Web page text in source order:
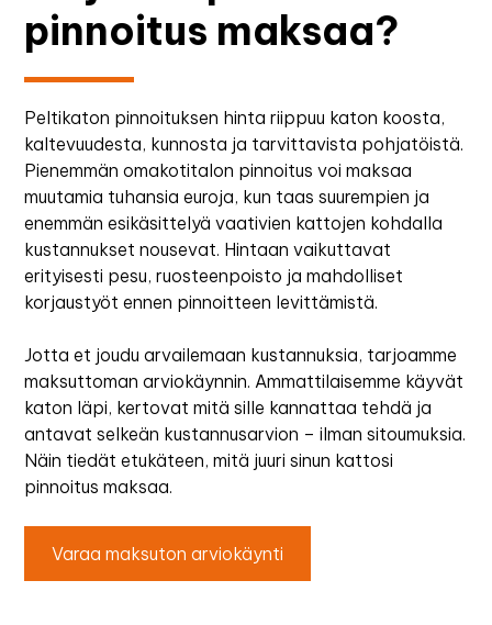
pinnoitus maksaa?
Peltikaton pinnoituksen hinta riippuu katon koosta,
kaltevuudesta, kunnosta ja tarvittavista pohjatöistä.
Pienemmän omakotitalon pinnoitus voi maksaa
muutamia tuhansia euroja, kun taas suurempien ja
enemmän esikäsittelyä vaativien kattojen kohdalla
kustannukset nousevat. Hintaan vaikuttavat
erityisesti pesu, ruosteenpoisto ja mahdolliset
korjaustyöt ennen pinnoitteen levittämistä.
Jotta et joudu arvailemaan kustannuksia, tarjoamme
maksuttoman arviokäynnin. Ammattilaisemme käyvät
katon läpi, kertovat mitä sille kannattaa tehdä ja
antavat selkeän kustannusarvion – ilman sitoumuksia.
Näin tiedät etukäteen, mitä juuri sinun kattosi
pinnoitus maksaa.
Varaa maksuton arviokäynti